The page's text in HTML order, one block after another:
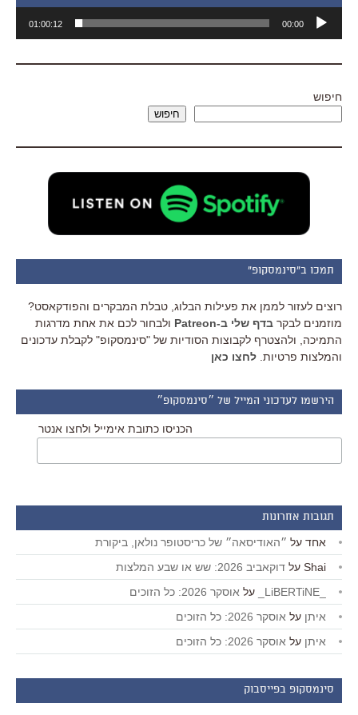
אודיו
00:00
01:00:12
חיפוש
חיפוש
תמכו ב"סינמסקופ"
רוצים לעזור לממן את פעילות הבלוג, טבלת המבקרים והפודקאסט?
מוזמנים לבקר בדף שלי ב-Patreon
ולבחור לכם את אחת מדרגות
התמיכה, ולהצטרף לקבוצות הסודיות של "סינמסקופ" לקבלת עדכונים
והמלצות פרטיות. לחצו כאן
הירשמו לעדכוני המייל של ״סינמסקופ״
הכניסו כתובת אימייל ולחצו אנטר
תגובות אחרונות
אחד על ״האודיסאה״ של כריסטופר נולאן, ביקורת
Shai על דוקאביב 2026: שש או שבע המלצות
על אוסקר 2026: כל הזוכים
איתן על אוסקר 2026: כל הזוכים
איתן על אוסקר 2026: כל הזוכים
סינמסקופ בפייסבוק